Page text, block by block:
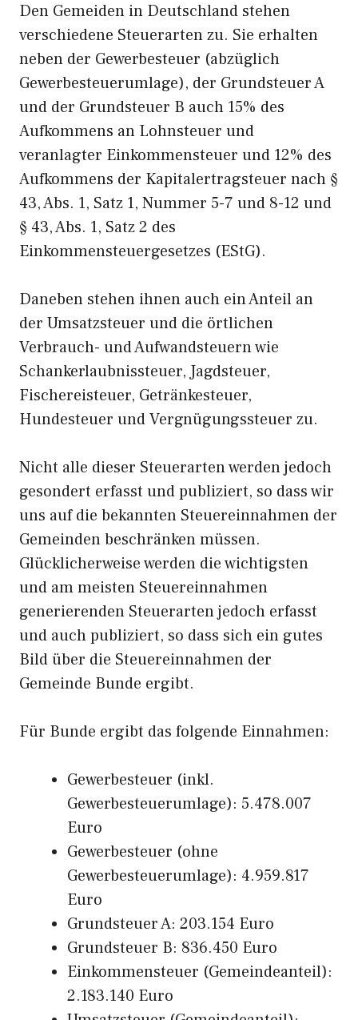
Den Gemeiden in Deutschland stehen
verschiedene Steuerarten zu. Sie erhalten
neben der Gewerbesteuer (abzüglich
Gewerbesteuerumlage), der Grundsteuer A
und der Grundsteuer B auch 15% des
Aufkommens an Lohnsteuer und
veranlagter Einkommensteuer und 12% des
Aufkommens der Kapitalertragsteuer nach §
43, Abs. 1, Satz 1, Nummer 5-7 und 8-12 und
§ 43, Abs. 1, Satz 2 des
Einkommensteuergesetzes (EStG).
Daneben stehen ihnen auch ein Anteil an
der Umsatzsteuer und die örtlichen
Verbrauch- und Aufwandsteuern wie
Schankerlaubnissteuer, Jagdsteuer,
Fischereisteuer, Getränkesteuer,
Hundesteuer und Vergnügungssteuer zu.
Nicht alle dieser Steuerarten werden jedoch
gesondert erfasst und publiziert, so dass wir
uns auf die bekannten Steuereinnahmen der
Gemeinden beschränken müssen.
Glücklicherweise werden die wichtigsten
und am meisten Steuereinnahmen
generierenden Steuerarten jedoch erfasst
und auch publiziert, so dass sich ein gutes
Bild über die Steuereinnahmen der
Gemeinde Bunde ergibt.
Für Bunde ergibt das folgende Einnahmen:
Gewerbesteuer (inkl.
Gewerbesteuerumlage): 5.478.007
Euro
Gewerbesteuer (ohne
Gewerbesteuerumlage): 4.959.817
Euro
Grundsteuer A: 203.154 Euro
Grundsteuer B: 836.450 Euro
Einkommensteuer (Gemeindeanteil):
2.183.140 Euro